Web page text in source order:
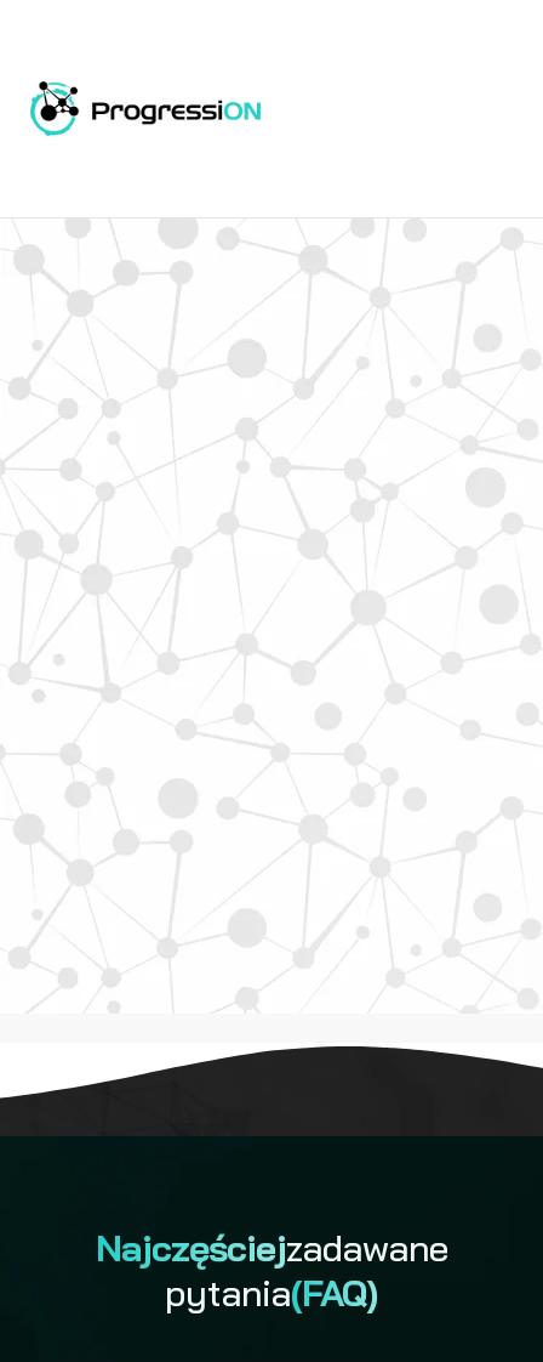
Najczęściejzadawane
pytania(FAQ)